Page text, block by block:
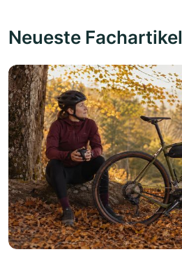
Neueste Fachartikel